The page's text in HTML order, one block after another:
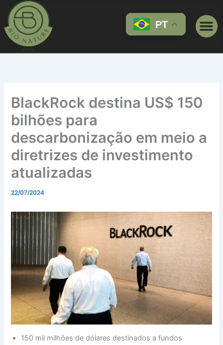
para
conteúdo
PT
BlackRock destina US$ 150
bilhões para
descarbonização em meio a
diretrizes de investimento
atualizadas
22/07/2024
150 mil milhões de dólares destinados a fundos